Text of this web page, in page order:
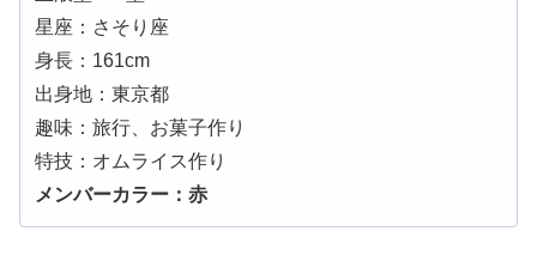
星座：さそり座
身長：161cm
出身地：東京都
趣味：旅行、お菓子作り
特技：オムライス作り
メンバーカラー：赤